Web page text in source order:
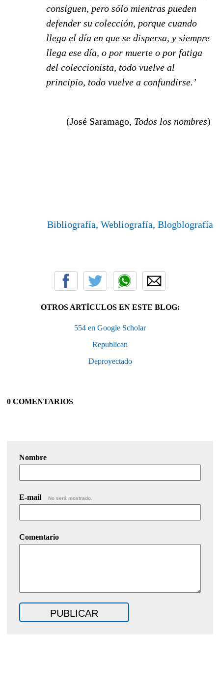
consiguen, pero sólo mientras pueden
defender su colección, porque cuando
llega el día en que se dispersa, y siempre
llega ese día, o por muerte o por fatiga
del coleccionista, todo vuelve al
principio, todo vuelve a confundirse.’
(José Saramago, Todos los nombres)
Bibliografía, Webliografía, Blogblografía
OTROS ARTÍCULOS EN ESTE BLOG:
554 en Google Scholar
Republican
Deproyectado
0 COMENTARIOS
Nombre
E-mail No será mostrado.
Comentario